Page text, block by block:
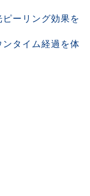
ピーリング効果を
ンタイム経過を体